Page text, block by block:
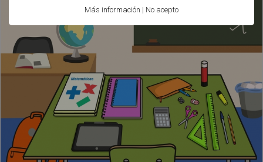
Más información | No acepto